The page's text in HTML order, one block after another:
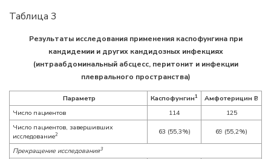
Таблица 3
Результаты исследования применения каспофунгина при
кандидемии и других кандидозных инфекциях
(интраабдоминальный абсцесс, перитонит и инфекции
плеврального пространства)
Параметр Каспофунгин1
Амфотерицин B
Число пациентов
114
125
Число пациентов, завершивших
исследование2 63 (55,3%) 69 (55,2%)
Прекращение исследования3